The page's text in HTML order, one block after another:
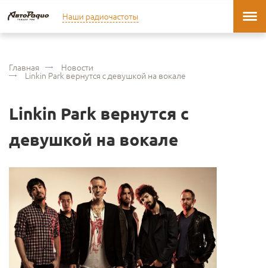
Наши радиочастоты
Главная Новости
Linkin Park вернутся с девушкой на вокале
Linkin Park вернутся с
девушкой на вокале